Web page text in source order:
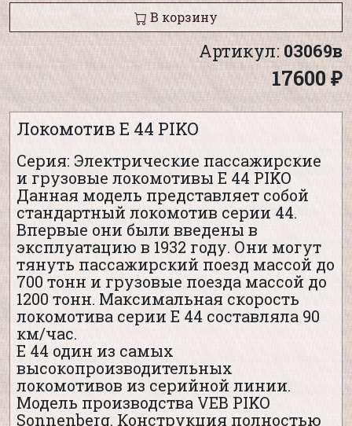
В корзину
Артикул:03069в
17600 ₽
Локомотив Е 44 PIKO
Серия: Электрические пассажирские
и грузовые локомотивы Е 44 PIKO
Данная модель представляет собой
стандартный локомотив серии 44.
Впервые они были введены в
эксплуатацию в 1932 году. Они могут
тянуть пассажирский поезд массой до
700 тонн и грузовые поезда массой до
1200 тонн. Максимальная скорость
локомотива серии Е 44 составляла 90
км/час.
Е 44 один из самых
высокопроизводительных
локомотивов из серийной линии.
Модель производства VEB PIKO
Sonnenberg. Конструкция полностью